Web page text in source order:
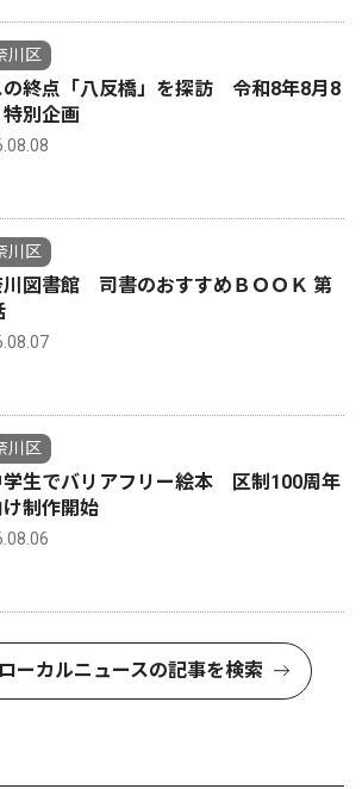
川区
の終点「八反橋」を探訪 令和8年8月8
別企画
川区
川図書館 司書のおすすめＢＯＯＫ 第
川区
学生でバリアフリー絵本 区制100周年
け制作開始
ーカルニュースの記事を検索